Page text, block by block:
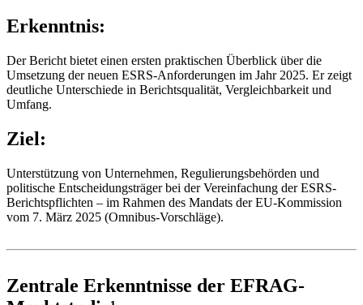
Erkenntnis:
Der Bericht bietet einen ersten praktischen Überblick über die
Umsetzung der neuen ESRS-Anforderungen im Jahr 2025. Er zeigt
deutliche Unterschiede in Berichtsqualität, Vergleichbarkeit und
Umfang.
Ziel:
Unterstützung von Unternehmen, Regulierungsbehörden und
politische Entscheidungsträger bei der Vereinfachung der ESRS-
Berichtspflichten – im Rahmen des Mandats der EU-Kommission
vom 7. März 2025 (Omnibus-Vorschläge).
Zentrale Erkenntnisse der EFRAG-